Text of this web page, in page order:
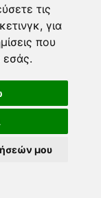
τις
, για
που
εσάς.
μου
του νέου
–